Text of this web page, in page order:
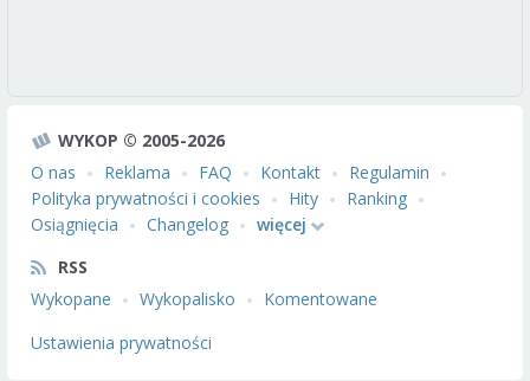
WYKOP © 2005-2026
O nas
Reklama FAQ Kontakt
Regulamin
Polityka prywatności i cookies
Hity
Ranking
Osiągnięcia
Changelog
więcej
RSS
Wykopane
Wykopalisko
Komentowane
Ustawienia prywatności